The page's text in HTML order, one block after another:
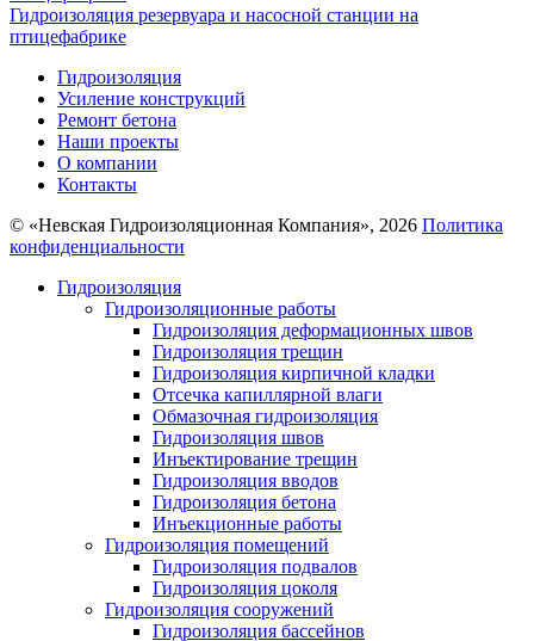
Гидроизоляция резервуара и насосной станции на
птицефабрике
Гидроизоляция
Усиление конструкций
Ремонт бетона
Наши проекты
О компании
Контакты
© «Невская Гидроизоляционная Компания», 2026 Политика
конфиденциальности
Гидроизоляция
Гидроизоляционные работы
Гидроизоляция деформационных швов
Гидроизоляция трещин
Гидроизоляция кирпичной кладки
Отсечка капиллярной влаги
Обмазочная гидроизоляция
Гидроизоляция швов
Инъектирование трещин
Гидроизоляция вводов
Гидроизоляция бетона
Инъекционные работы
Гидроизоляция помещений
Гидроизоляция подвалов
Гидроизоляция цоколя
Гидроизоляция сооружений
Гидроизоляция бассейнов